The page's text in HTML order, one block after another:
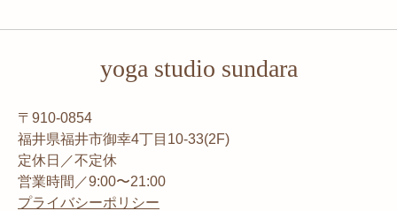
yoga studio sundara
〒910-0854
福井県福井市御幸4丁目10-33(2F)
定休日／不定休
営業時間／9:00〜21:00
プライバシーポリシー